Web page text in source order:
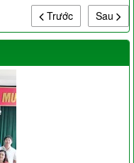
Sau
Trước